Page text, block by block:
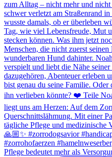
Pflege bedeutet mehr als